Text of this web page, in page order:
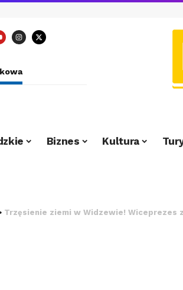
Biznes Kultura
Trzęsienie ziemi w Widzewie! Wiceprezes